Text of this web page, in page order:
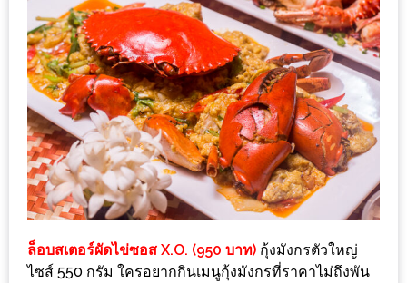
TIME
:
ทำไม
เรา
ไม่
ทำ
อาหาร
ทาน
เอง?
SHOP
ล็อบสเตอร์ผัดไข่ซอส X.O. (950 บาท) กุ้งมังกรตัวใหญ่
ไซส์ 550 กรัม ใครอยากกินเมนูกุ้งมังกรที่ราคาไม่ถึงพัน